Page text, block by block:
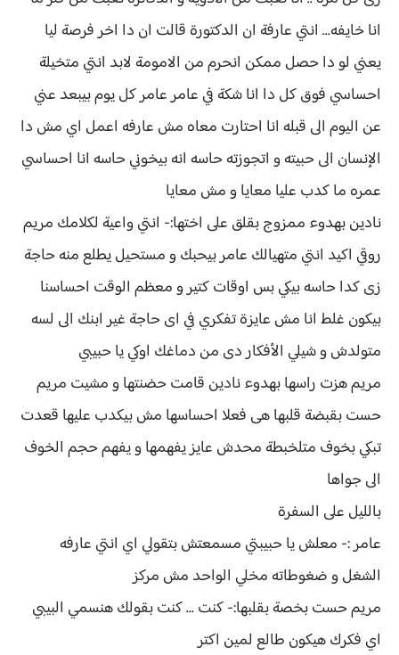
انا خايفه... انتي عارفة ان الدكتورة قالت ان دا اخر فرصة ليا
يعني لو دا حصل ممكن انحرم من الامومة لابد انتي متخيلة
احساسي فوق كل دا انا شكة في عامر عامر كل يوم بيبعد عني
عن اليوم الى قبله انا احتارت معاه مش عارفه اعمل اي مش دا
الإنسان الى حبيته و اتجوزته حاسه انه بيخوني حاسه انا احساسي
عمره ما كدب عليا معايا و مش معايا
نادين بهدوء ممزوج بقلق على اختها:- انتي واعية لكلامك مريم
روقي اكيد انتي متهيالك عامر بيحبك و مستحيل يطلع منه حاجة
زى كدا حاسه بيكي بس اوقات كتير و معظم الوقت احساسنا
بيكون غلط انا مش عايزة تفكري في اى حاجة غير ابنك الى لسه
متولدش و شيلي الأفكار دى من دماغك اوكي يا حبيبي
مريم هزت راسها بهدوء نادين قامت حضنتها و مشيت مريم
حست بقبضة قلبها هى فعلا احساسها مش بيكدب عليها قعدت
تبكي بخوف متلخبطة محدش عايز يفهمها و يفهم حجم الخوف
الى جواها
بالليل على السفرة
عامر :- معلش يا حبيبتي مسمعتش بتقولي اي انتي عارفه
الشغل و ضغوطاته مخلي الواحد مش مركز
مريم حست بخصة بقلبها:- كنت ... كنت بقولك هنسمي البيبي
اي فكرك هيكون طالع لمين اكتر